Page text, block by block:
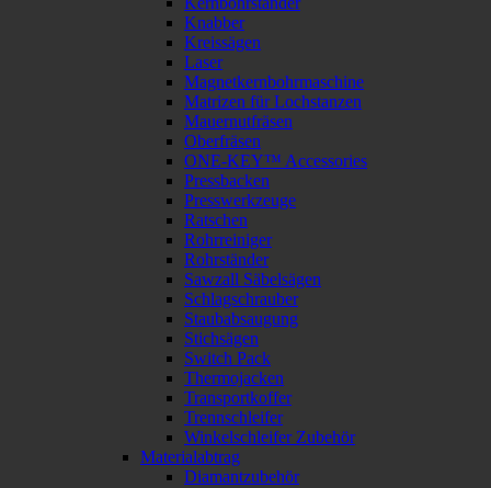
Knabber
Kreissägen
Laser
Magnetkernbohrmaschine
Matrizen für Lochstanzen
Mauernutfräsen
Oberfräsen
ONE-KEY™ Accessories
Pressbacken
Presswerkzeuge
Ratschen
Rohrreiniger
Rohrständer
Sawzall Säbelsägen
Schlagschrauber
Staubabsaugung
Stichsägen
Switch Pack
Thermojacken
Transportkoffer
Trennschleifer
Winkelschleifer Zubehör
Materialabtrag
Diamantzubehör